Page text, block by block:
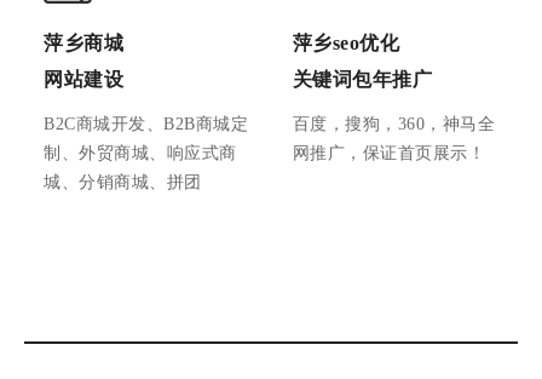
萍乡商城
网站建设
B2C商城开发、B2B商城定
制、外贸商城、响应式商
城、分销商城、拼团
萍乡seo优化
关键词包年推广
百度，搜狗，360，神马全
网推广，保证首页展示！